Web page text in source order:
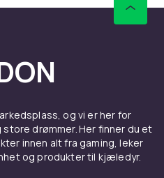
og vi er her for
drømmer. Her finner du et
innen alt fra gaming, leker
og produkter til kjæledyr.